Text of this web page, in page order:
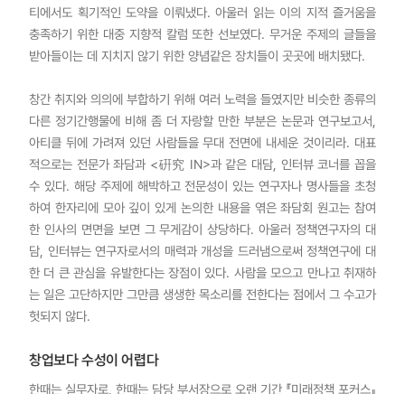
티에서도 획기적인 도약을 이뤄냈다. 아울러 읽는 이의 지적 즐거움을
충족하기 위한 대중 지향적 칼럼 또한 선보였다. 무거운 주제의 글들을
받아들이는 데 지치지 않기 위한 양념같은 장치들이 곳곳에 배치됐다.
창간 취지와 의의에 부합하기 위해 여러 노력을 들였지만 비슷한 종류의
다른 정기간행물에 비해 좀 더 자랑할 만한 부분은 논문과 연구보고서,
아티클 뒤에 가려져 있던 사람들을 무대 전면에 내세운 것이리라. 대표
적으로는 전문가 좌담과 <硏究 IN>과 같은 대담, 인터뷰 코너를 꼽을
수 있다. 해당 주제에 해박하고 전문성이 있는 연구자나 명사들을 초청
하여 한자리에 모아 깊이 있게 논의한 내용을 엮은 좌담회 원고는 참여
한 인사의 면면을 보면 그 무게감이 상당하다. 아울러 정책연구자의 대
담, 인터뷰는 연구자로서의 매력과 개성을 드러냄으로써 정책연구에 대
한 더 큰 관심을 유발한다는 장점이 있다. 사람을 모으고 만나고 취재하
는 일은 고단하지만 그만큼 생생한 목소리를 전한다는 점에서 그 수고가
헛되지 않다.
창업보다 수성이 어렵다
한때는 실무자로, 한때는 담당 부서장으로 오랜 기간 『미래정책 포커스』